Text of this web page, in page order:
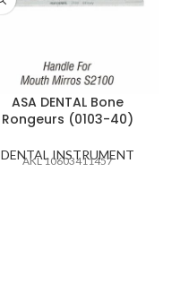
ASA DENTAL Bone
Rongeurs (0103-40)
DENTAL INSTRUMENT
AKL 10603411457